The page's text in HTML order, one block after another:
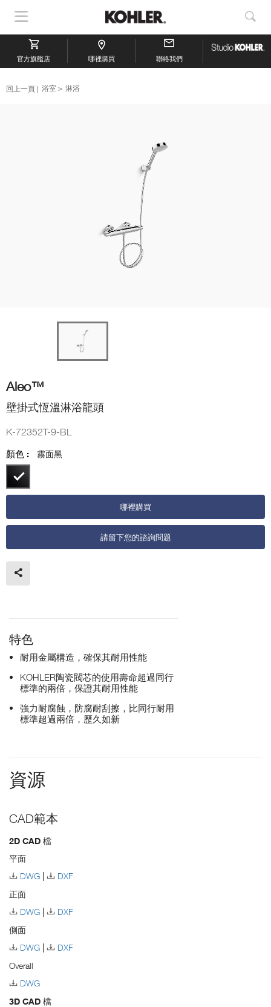
顯
示
導
航
顯
示
搜
官方旗艦店 哪裡購買 聯絡我們
回上一頁 浴室 淋浴
Aleo™
壁掛式恆溫淋浴龍頭
K-72352T-9-BL
顏色 :
霧面黑
哪裡購買
請留下您的諮詢問題
特色
耐用金屬構造，確保其耐用性能
KOHLER陶瓷閥芯的使用壽命超過同行
標準的兩倍，保證其耐用性能
強力耐腐蝕，防腐耐刮擦，比同行耐用
標準超過兩倍，歷久如新
資源
CAD範本
2D CAD 檔
平面
DWG
DXF
正面
DWG
DXF
側面
DWG
DXF
Overall
DWG
3D CAD 檔